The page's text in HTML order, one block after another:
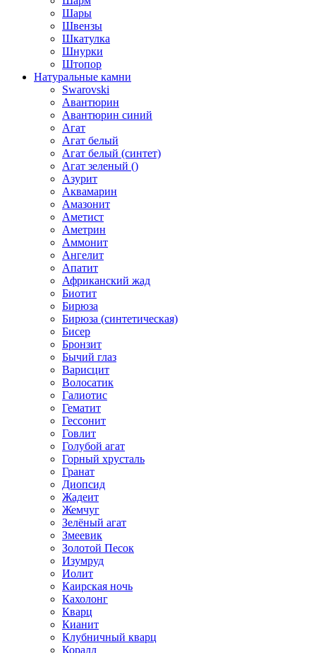
Шары
Швензы
Шкатулка
Шнурки
Штопор
Натуральные камни
Swarovski
Авантюрин
Авантюрин синий
Агат
Агат белый
Агат белый (синтет)
Агат зеленый ()
Азурит
Аквамарин
Амазонит
Аметист
Аметрин
Аммонит
Ангелит
Апатит
Африканский жад
Биотит
Бирюза
Бирюза (синтетическая)
Бисер
Бронзит
Бычий глаз
Варисцит
Волосатик
Галиотис
Гематит
Гессонит
Говлит
Голубой агат
Горный хрусталь
Гранат
Диопсид
Жадеит
Жемчуг
Зелёный агат
Змеевик
Золотой Песок
Изумруд
Иолит
Каирская ночь
Кахолонг
Кварц
Кианит
Клубничный кварц
Коралл